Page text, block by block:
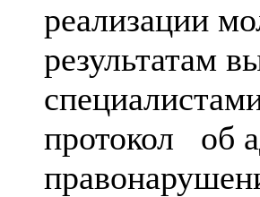
реализации
результатам
протокол об